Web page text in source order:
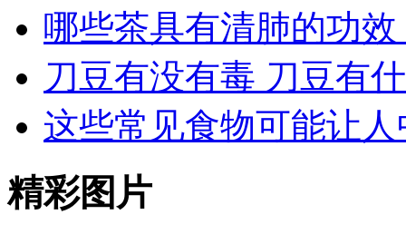
哪些茶具有清肺的功
刀豆有没有毒 刀豆有
这些常见食物可能让人
精彩图片